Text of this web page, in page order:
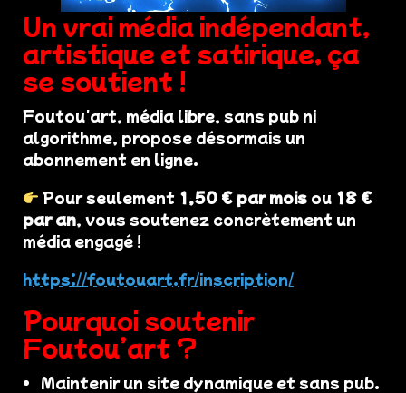
Un vrai média indépendant,
artistique et satirique, ça
se soutient !
Foutou'art, média libre, sans pub ni
algorithme, propose désormais un
abonnement en ligne.
Pour seulement 1,50 € par mois ou 18 €
par an, vous soutenez concrètement un
média engagé !
https://foutouart.fr/inscription/
Pourquoi soutenir
Foutou’art ?
Maintenir un site dynamique et sans pub.